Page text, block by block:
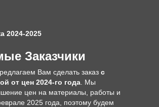
2024-2025
Заказчики
Вам сделать заказ с
от цен 2024-го года . Мы
цен на материалы, работы и
2025 года, поэтому будем